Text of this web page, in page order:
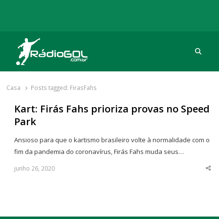
Rádio Gol
Há mais de 20 anos com as melhores coberturas
Casa Posts tagged: FirasFahs
Kart: Firás Fahs prioriza provas no Speed
Park
Ansioso para que o kartismo brasileiro volte à normalidade com o
fim da pandemia do coronavírus, Firás Fahs muda seus…
junho 26, 2020